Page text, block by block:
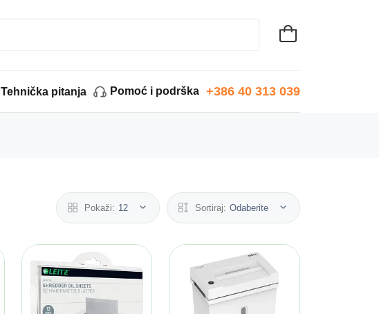
Tehnička pitanja Pomoć i podrška +386 40 313 039
Pokaži: 12 Sortiraj: Odaberite